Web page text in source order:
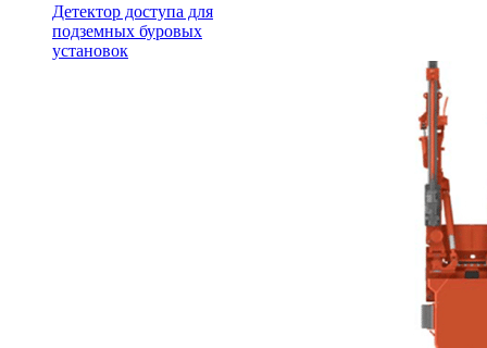
Детектор доступа для
подземных буровых
установок